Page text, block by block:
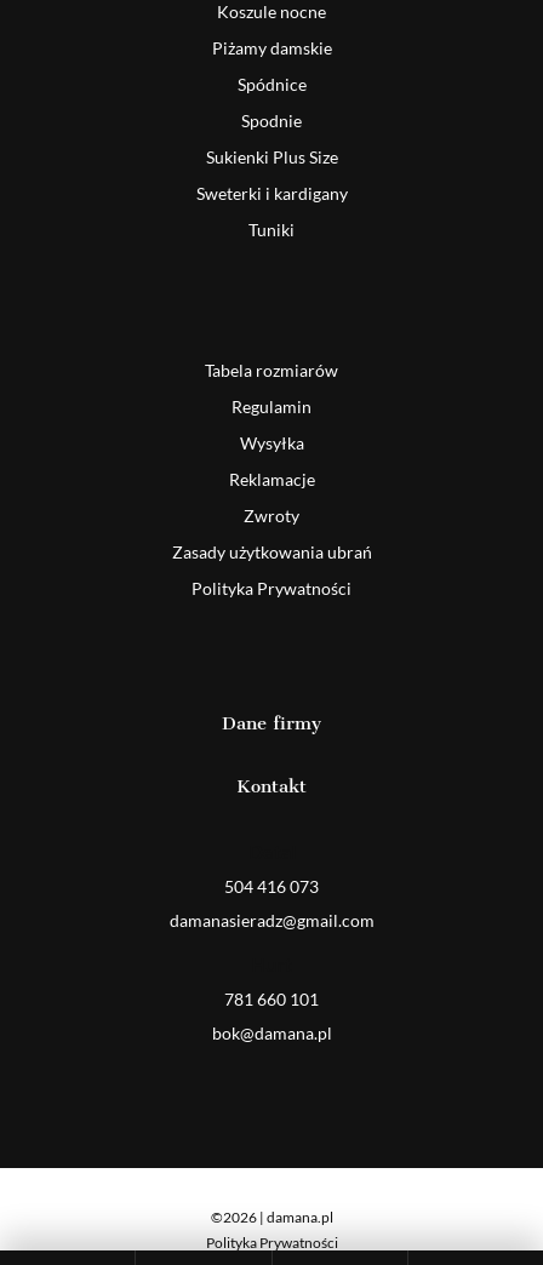
Koszule nocne
Piżamy damskie
Spódnice
Spodnie
Sukienki Plus Size
Sweterki i kardigany
Tuniki
Tabela rozmiarów
Regulamin
Wysyłka
Reklamacje
Zwroty
Zasady użytkowania ubrań
Polityka Prywatności
Dane firmy
Kontakt
504 416 073
damanasieradz@gmail.com
781 660 101
bok@damana.pl
©2026 | damana.pl
Polityka Prywatności